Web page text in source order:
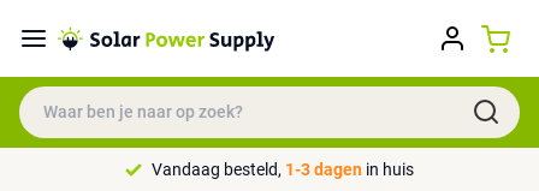
Vandaag besteld, 1-3 dagen in huis